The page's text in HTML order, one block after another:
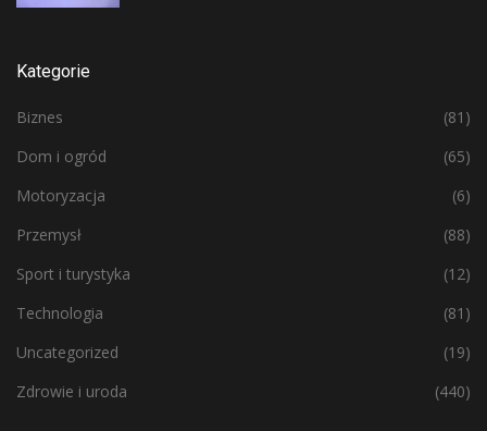
Kategorie
Biznes
(81)
Dom i ogród
(65)
Motoryzacja
(6)
Przemysł
(88)
Sport i turystyka
(12)
Technologia
(81)
Uncategorized
(19)
Zdrowie i uroda
(440)